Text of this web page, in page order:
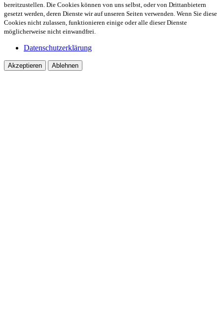
bereitzustellen. Die Cookies können von uns selbst, oder von Drittanbietern
gesetzt werden, deren Dienste wir auf unseren Seiten verwenden. Wenn Sie diese
Cookies nicht zulassen, funktionieren einige oder alle dieser Dienste
möglicherweise nicht einwandfrei.
Datenschutzerklärung
Akzeptieren Ablehnen